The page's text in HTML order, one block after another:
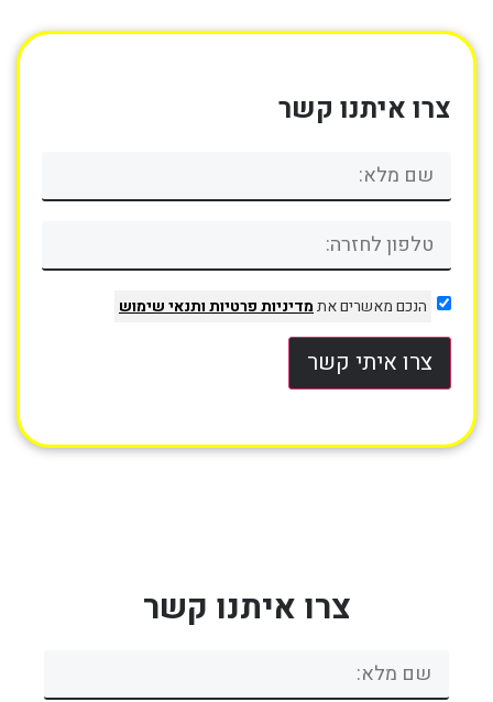
צרו איתנו קשר
הנכם מאשרים אתמדיניות פרטיותותנאי שימוש
צרו איתי קשר
צרו איתנו קשר